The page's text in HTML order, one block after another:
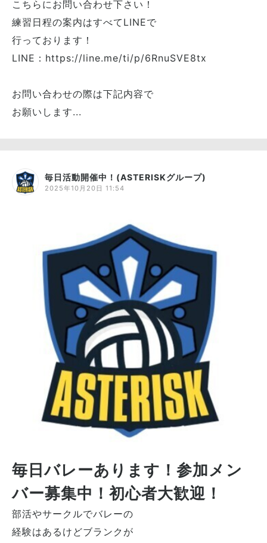
こちらにお問い合わせ下さい！
練習日程の案内はすべてLINEで
行っております！
LINE：https://line.me/ti/p/6RnuSVE8tx
お問い合わせの際は下記内容で
お願いします...
毎日活動開催中！(ASTERISKグループ)
2025年10月20日 11:54
毎日バレーあります！参加メン
バー募集中！初心者大歓迎！
部活やサークルでバレーの
経験はあるけどブランクが